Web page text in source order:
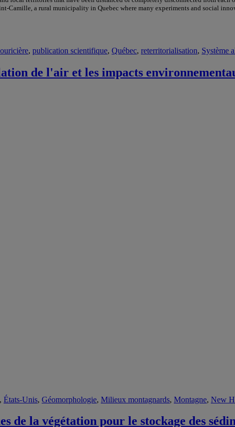
a rural municipality in Quebec where many experiments and social
, publication scientifique, Québec, reterritorialisation, Système
de l'air et les impacts
, États-Unis, Géomorphologie, Milieux montagnards, Montagne, New
la végétation pour le stockage des